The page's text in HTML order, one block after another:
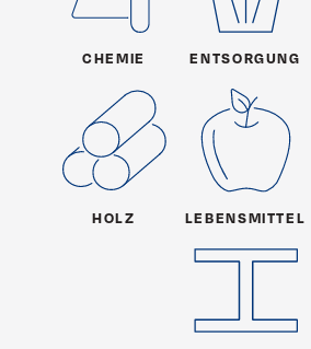
CHEMIE ENTSORGUNG
HOLZ LEBENSMITTEL